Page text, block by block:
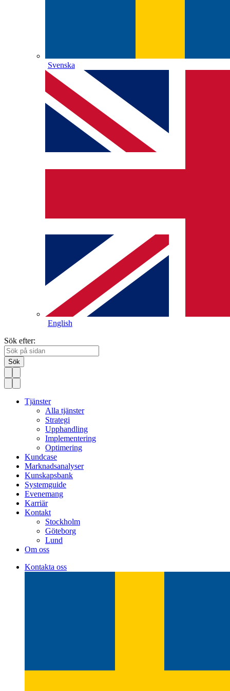
Svenska
English
Sök efter:
Sök
Tjänster
Alla tjänster
Strategi
Upphandling
Implementering
Optimering
Kundcase
Marknadsanalyser
Kunskapsbank
Systemguide
Evenemang
Karriär
Kontakt
Stockholm
Göteborg
Lund
Om oss
Kontakta oss